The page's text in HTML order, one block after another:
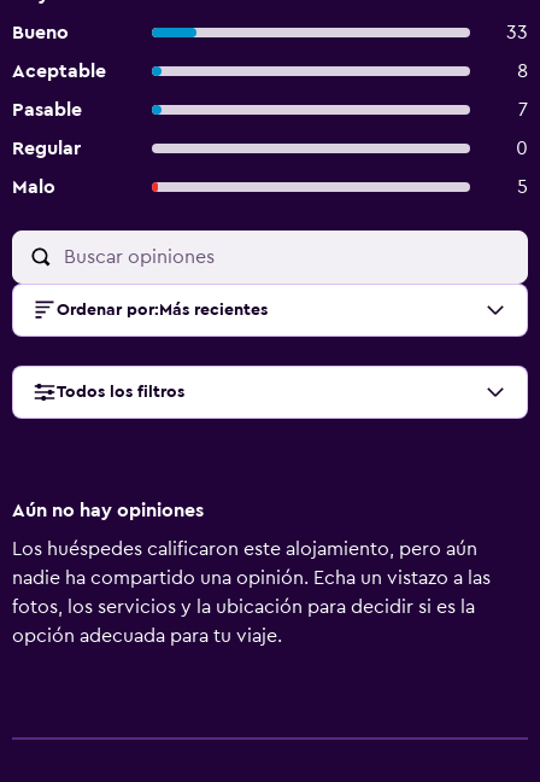
Bueno
33
Aceptable
8
Pasable
7
Regular
0
Malo
5
Ordenar por: Más recientes
Todos los filtros
Aún no hay opiniones
Los huéspedes calificaron este alojamiento, pero aún
nadie ha compartido una opinión. Echa un vistazo a las
fotos, los servicios y la ubicación para decidir si es la
opción adecuada para tu viaje.